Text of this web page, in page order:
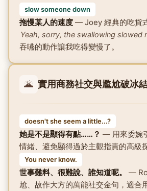
slow someone down
拖慢某人的速度— Joey 經典的吃貨
Yeah, sorry, the swallowing slowed
吞嚥的動作讓我吃得變慢了。
🌋 實用商務社交與尷尬破冰
doesn't she seem a little...?
她是不是顯得有點……？ — 用來委婉
情緒、避免顯得過於主觀指責的高級
You never know.
世事難料、很難說、誰知道呢。
—
尬、故作大方的萬能社交金句，適合